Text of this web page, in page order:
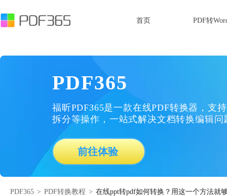
首页 PDF转
PDF365
福昕PDF365是一款在线PDF转换器，支
拆分等操作，一站式解决文档转换编辑问
前往体验
PDF365 > PDF转换教程 > 在线ppt转pdf如何转换？用这一个方法就